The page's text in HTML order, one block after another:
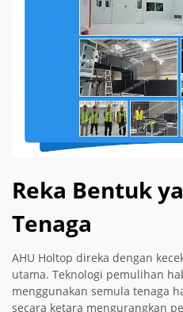
Reka Bentuk
Tenaga
AHU Holtop direka dengan
utama. Teknologi pemulihan
menggunakan semula tenaga
secara ketara mengurangkan